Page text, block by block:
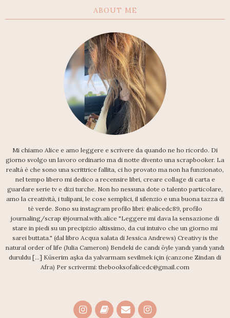
ABOUT ME
Mi chiamo Alice e amo leggere e scrivere da quando ne ho ricordo. Di
giorno svolgo un lavoro ordinario ma di notte divento una scrapbooker. La
realtà è che sono una scrittrice fallita, ci ho provato ma non ha funzionato,
nel tempo libero mi dedico a recensire libri, creare collage di carta e
guardare serie tv e dizi turche. Non ho nessuna dote o talento particolare,
amo la creatività, i tulipani, le cose semplici, il silenzio e una buona tazza di
tè verde. Sono su instagram profilo libri: @alicedc89, profilo
journaling/scrap @journal.with.alice "Leggere mi dava la sensazione di
stare in piedi su un precipizio altissimo, da cui intuivo che un giorno mi
sarei buttata." (dal libro Acqua salata di Jessica Andrews) Creativy is the
natural order of life (Julia Cameron) Bendeki de candı öyle yandı yandı yandı
duruldu [...] Küserim aşka da yalvarmam sevilmek için (canzone Zindan di
Afra) Per scrivermi: thebooksofalicedc@gmail.com